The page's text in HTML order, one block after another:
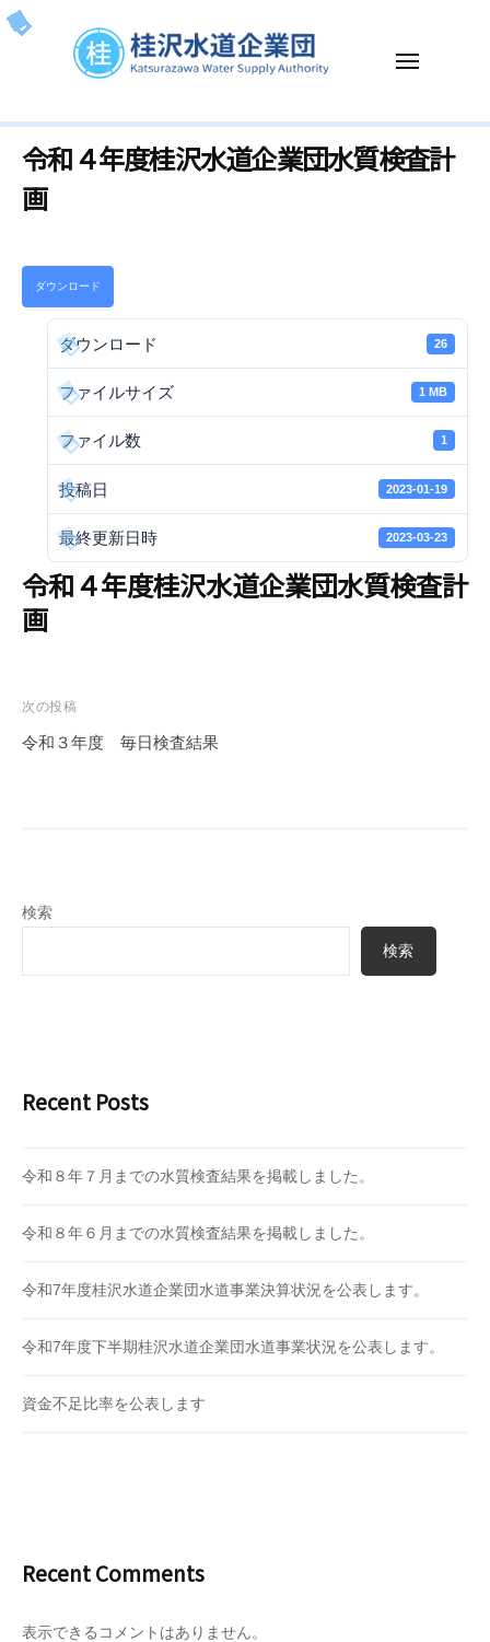
コ
ツ
桂
沢
業
団
K
a
t
a
z
a
w
a
W
a
t
e
r
S
u
メ
ー
令和４年度桂沢水道企業団水質検査計
画
ダウンロード
ダウンロード 26
ファイルサイズ 1 MB
ファイル数 1
投稿日 2023-01-19
最終更新日時 2023-03-23
令和４年度桂沢水道企業団水質検査計
画
投
稿
ョ
次の投稿
令和３年度 毎日検査結果
検索
検索
Recent Posts
令和８年７月までの水質検査結果を掲載しました。
令和８年６月までの水質検査結果を掲載しました。
令和7年度桂沢水道企業団水道事業決算状況を公表します。
令和7年度下半期桂沢水道企業団水道事業状況を公表します。
資金不足比率を公表します
Recent Comments
表示できるコメントはありません。
水
道
業
団